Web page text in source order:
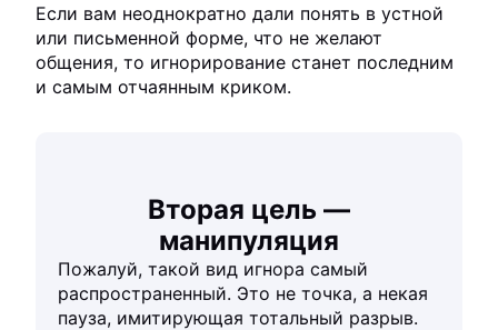
Если вам неоднократно дали понять в устной
или письменной форме, что не желают
общения, то игнорирование станет последним
и самым отчаянным криком.
Вторая цель —
манипуляция
Пожалуй, такой вид игнора самый
распространенный. Это не точка, а некая
пауза, имитирующая тотальный разрыв.